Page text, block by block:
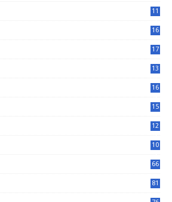
11
16
17
13
16
15
12
10
66
81